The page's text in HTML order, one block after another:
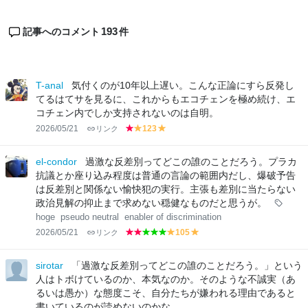
記事へのコメント 193件
T-anal
気付くのが10年以上遅い。こんな正論にすら反発し
てるはてサを見るに、これからもエコチェンを極め続け、エ
コチェン内でしか支持されないのは自明。
2026/05/21 リンク
r
d
y
lo
w
123
lo
w
el-condor
過激な反差別ってどこの誰のことだろう。プラカ
抗議とか座り込み程度は普通の言論の範囲内だし、爆破予告
は反差別と関係ない愉快犯の実行。主張も差別に当たらない
政治見解の抑止まで求めない穏健なものだと思うが。
hoge pseudo neutral enabler of discrimination
2026/05/21 リンク
r
d
r
d
g
e
g
e
e
n
g
e
e
n
y
lo
w
105
lo
sirotar
「過激な反差別ってどこの誰のことだろう。」という
人はトボけているのか、本気なのか。そのような不誠実（あ
るいは愚か）な態度こそ、自分たちが嫌われる理由であると